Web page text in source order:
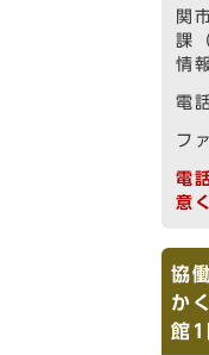
関
課
情
電
フ
電
意
協
か
館1